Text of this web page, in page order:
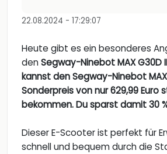
22.08.2024 - 17:29:07
Heute gibt es ein besonderes
denSegway-Ninebot MAX G30D
kannst den Segway-Ninebot
Sonderpreis von nur 629,99 Euro
bekommen. Du sparst damit 30
Dieser E-Scooter ist perfekt für
schnell und bequem durch die